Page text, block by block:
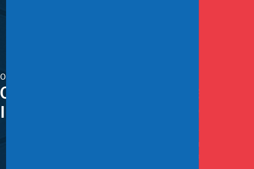
Octubre 7, 2025
Comisión de Hacienda de la
Industria del Hidrógeno Verde